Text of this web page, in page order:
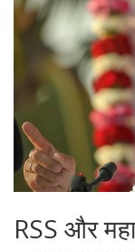
RSS और